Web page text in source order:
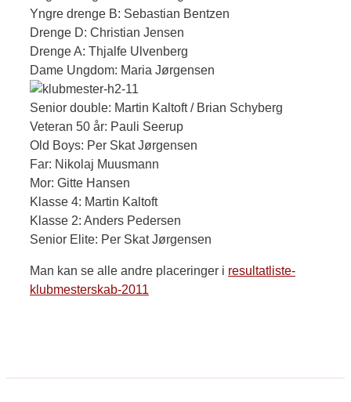
Yngre drenge B: Sebastian Bentzen
Drenge D: Christian Jensen
Drenge A: Thjalfe Ulvenberg
Dame Ungdom: Maria Jørgensen
Senior double: Martin Kaltoft / Brian Schyberg
Veteran 50 år: Pauli Seerup
Old Boys: Per Skat Jørgensen
Far: Nikolaj Muusmann
Mor: Gitte Hansen
Klasse 4: Martin Kaltoft
Klasse 2: Anders Pedersen
Senior Elite: Per Skat Jørgensen
Man kan se alle andre placeringer i resultatliste-
klubmesterskab-2011